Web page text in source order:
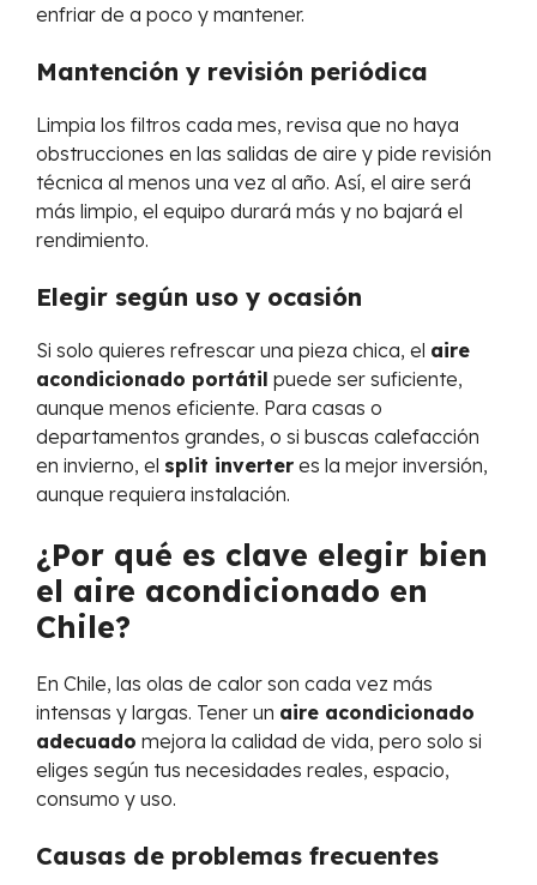
enfriar de a poco y mantener.
Mantención y revisión periódica
Limpia los filtros cada mes, revisa que no haya
obstrucciones en las salidas de aire y pide revisión
técnica al menos una vez al año. Así, el aire será
más limpio, el equipo durará más y no bajará el
rendimiento.
Elegir según uso y ocasión
Si solo quieres refrescar una pieza chica, el aire
acondicionado portátil puede ser suficiente,
aunque menos eficiente. Para casas o
departamentos grandes, o si buscas calefacción
en invierno, el split inverter es la mejor inversión,
aunque requiera instalación.
¿Por qué es clave elegir bien
el aire acondicionado en
Chile?
En Chile, las olas de calor son cada vez más
intensas y largas. Tener un aire acondicionado
adecuado mejora la calidad de vida, pero solo si
eliges según tus necesidades reales, espacio,
consumo y uso.
Causas de problemas frecuentes